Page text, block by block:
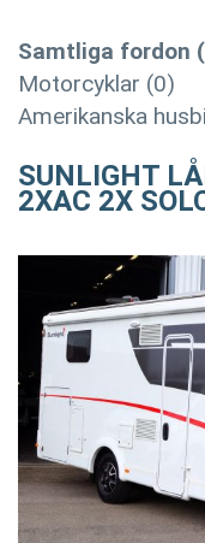
Samtliga fordon
Motorcyklar (0)
Amerikanska
SUNLIGHT
2XAC 2X